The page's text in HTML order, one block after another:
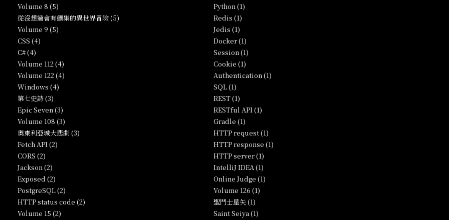
Volume 8 (5)
從沒想過會有續集的異世界冒險 (5)
Volume 9 (5)
CSS (4)
C# (4)
Volume 112 (4)
Volume 122 (4)
Windows (4)
第七史詩 (3)
Epic Seven (3)
Volume 108 (3)
奧東利亞城大悲劇 (3)
Fetch API (2)
CORS (2)
Jackson (2)
Exposed (2)
PostgreSQL (2)
HTTP status code (2)
Volume 15 (2)
Python (1)
Redis (1)
Jedis (1)
Docker (1)
Session (1)
Cookie (1)
Authentication (1)
SQL (1)
REST (1)
RESTful API (1)
Gradle (1)
HTTP request (1)
HTTP response (1)
HTTP server (1)
IntelliJ IDEA (1)
Online Judge (1)
Volume 126 (1)
聖鬥士星矢 (1)
Saint Seiya (1)